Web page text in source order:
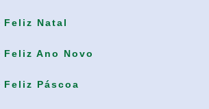
Feliz Natal
Feliz Ano Novo
Feliz Páscoa